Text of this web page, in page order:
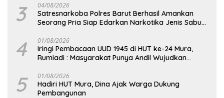
3 04/08/2026
Satresnarkoba Polres Barut Berhasil Amankan
Seorang Pria Siap Edarkan Narkotika Jenis Sabu
4 01/08/2026
Iringi Pembacaan UUD 1945 di HUT ke-24 Mura,
Rumiadi : Masyarakat Punya Andil Wujudkan
5 01/08/2026
Hadiri HUT Mura, Dina Ajak Warga Dukung
Pembangunan